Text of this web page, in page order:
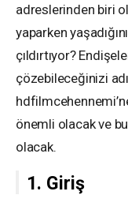
adreslerinden biri
yaparken
çıldırtıyor?
çözebileceğinizi
önemli olacak ve
olacak.
1. Giriş